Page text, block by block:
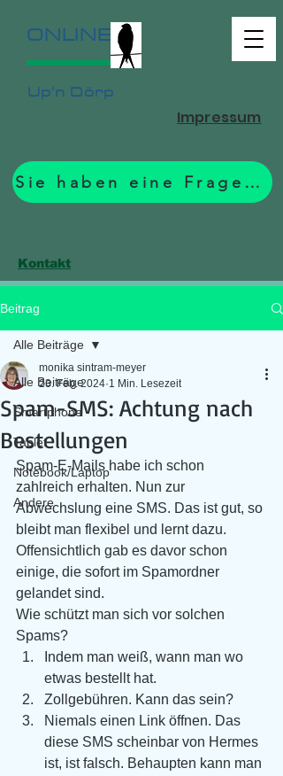
ONLINE
Up'n Dörp
Sie haben eine Frage? Zum Formular.
Impressum
Kontakt
Beitrag
Alle Beiträge
Smartphone
Tablet
Notebook/Laptop
Andere
Alle Beiträge
Spam-SMS: Achtung nach
Bestellungen
monika sintram-meyer
23. Feb. 2024 1 Min. Lesezeit
Spam-E-Mails habe ich schon
zahlreich erhalten. Nun zur
Abwechslung eine SMS. Das ist gut, so
bleibt man flexibel und lernt dazu.
Offensichtlich gab es davor schon
einige, die sofort im Spamordner
gelandet sind.
Wie schützt man sich vor solchen
Spams?
Indem man weiß, wann man wo
etwas bestellt hat.
Zollgebühren. Kann das sein?
Niemals einen Link öffnen. Das
diese SMS scheinbar von Hermes
ist, ist falsch. Behaupten kann man